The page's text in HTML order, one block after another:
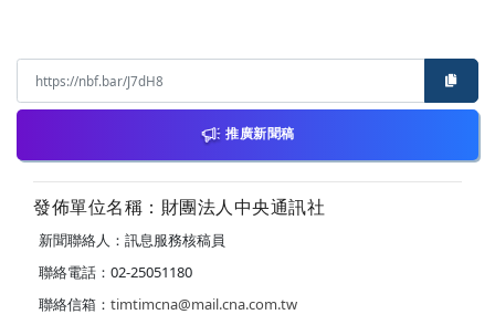
推廣新聞稿
發佈單位名稱：財團法人中央通訊社
新聞聯絡人：訊息服務核稿員
聯絡電話：02-25051180
聯絡信箱： timtimcna@mail.cna.com.tw